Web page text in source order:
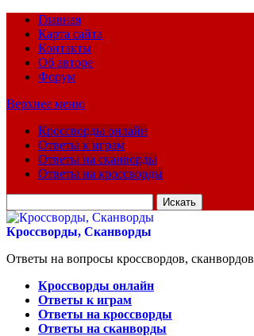
Главная
Карта сайта
Контакты
Об авторе
Форум
Верхнее меню
Кроссворды онлайн
Ответы к играм
Ответы на сканворды
Ответы на кроссворды
для:
Кроссворды, Сканворды
Ответы на вопросы кроссвордов, сканвордов
Кроссворды онлайн
Ответы к играм
Ответы на кроссворды
Ответы на сканворды